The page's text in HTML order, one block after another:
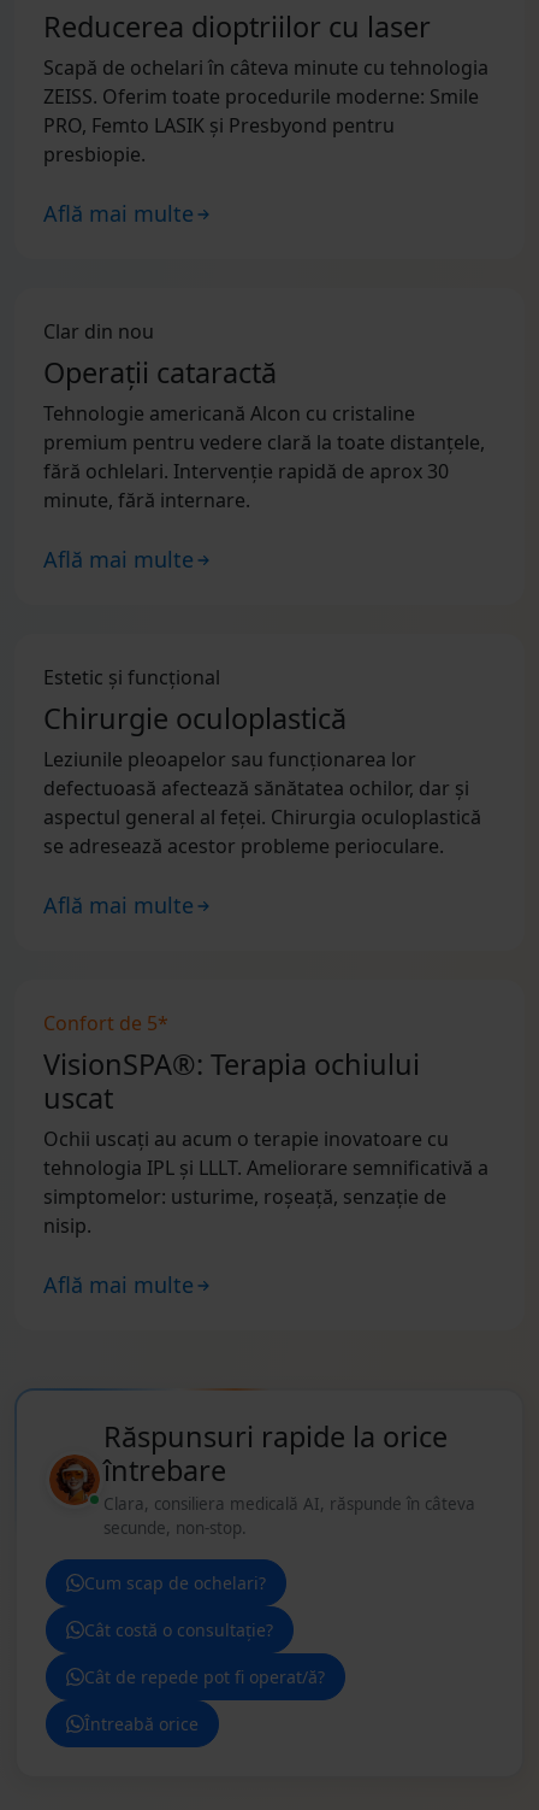
Reducerea dioptriilor cu laser
Scapă de ochelari în câteva minute cu tehnologia
ZEISS. Oferim toate procedurile moderne: Smile
PRO, Femto LASIK și Presbyond pentru
presbiopie.
Află mai multe
Clar din nou
Operații cataractă
Tehnologie americană Alcon cu cristaline
premium pentru vedere clară la toate distanțele,
fără ochlelari. Intervenție rapidă de aprox 30
minute, fără internare.
Află mai multe
Estetic și funcțional
Chirurgie oculoplastică
Leziunile pleoapelor sau funcționarea lor
defectuoasă afectează sănătatea ochilor, dar și
aspectul general al feței. Chirurgia oculoplastică
se adresează acestor probleme perioculare.
Află mai multe
Confort de 5*
VisionSPA®: Terapia ochiului
uscat
Ochii uscați au acum o terapie inovatoare cu
tehnologia IPL și LLLT. Ameliorare semnificativă a
simptomelor: usturime, roșeață, senzație de
nisip.
Află mai multe
Răspunsuri rapide la orice
întrebare
Clara, consiliera medicală AI, răspunde în câteva
secunde, non-stop.
Cum scap de ochelari?
Cât costă o consultație?
Cât de repede pot fi operat/ă?
Întreabă orice